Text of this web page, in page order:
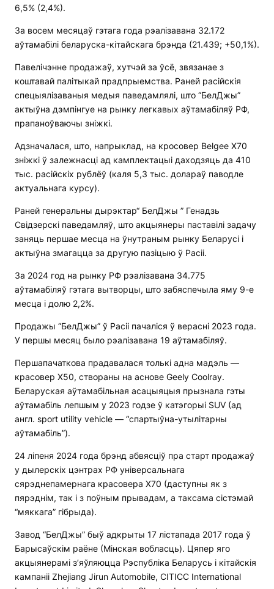
6,5% (2,4%).
За восем месяцаў гэтага года рэалізавана 32.172
аўтамабілі беларуска-кітайскага брэнда (21.439; +50,1%).
Павелічэнне продажаў, хутчэй за ўсё, звязанае з
коштавай палітыкай прадпрыемства. Раней расійскія
спецыялізаваныя медыя паведамлялі, што “БелДжы”
актыўна дэмпінгуе на рынку легкавых аўтамабіляў РФ,
прапаноўваючы зніжкі.
Адзначалася, што, напрыклад, на кросовер Belgee X70
зніжкі ў залежнасці ад камплектацыі даходзяць да 410
тыс. расійскіх рублёў (каля 5,3 тыс. долараў паводле
актуальнага курсу).
Раней генеральны дырэктар“ БелДжы ” Генадзь
Свідзерскі паведамляў, што акцыянеры паставілі задачу
заняць першае месца на ўнутраным рынку Беларусі і
актыўна змагацца за другую пазіцыю ў Расіі.
За 2024 год на рынку РФ рэалізавана 34.775
аўтамабіляў гэтага вытворцы, што забяспечыла яму 9-е
месца і долю 2,2%.
Продажы “БелДжы” ў Расіі пачаліся ў верасні 2023 года.
У першы месяц было рэалізавана 19 аўтамабіляў.
Першапачаткова прадавалася толькі адна мадэль —
красовер X50, створаны на аснове Geely Coolray.
Беларуская аўтамабільная асацыяцыя прызнала гэты
аўтамабіль лепшым у 2023 годзе ў катэгорыі SUV (ад
англ. sport utility vehicle — “спартыўна-утылітарны
аўтамабіль”).
24 ліпеня 2024 года брэнд абвясціў пра старт продажаў
у дылерскіх цэнтрах РФ універсальнага
сярэднепамернага красовера X70 (даступны як з
пярэднім, так і з поўным прывадам, а таксама сістэмай
“мяккага” гібрыда).
Завод “БелДжы” быў адкрыты 17 лістапада 2017 года ў
Барысаўскім раёне (Мінская вобласць). Цяпер яго
акцыянерамі з’яўляюцца Рэспубліка Беларусь і кітайскія
кампаніі Zhejiang Jirun Automobile, CITICC International